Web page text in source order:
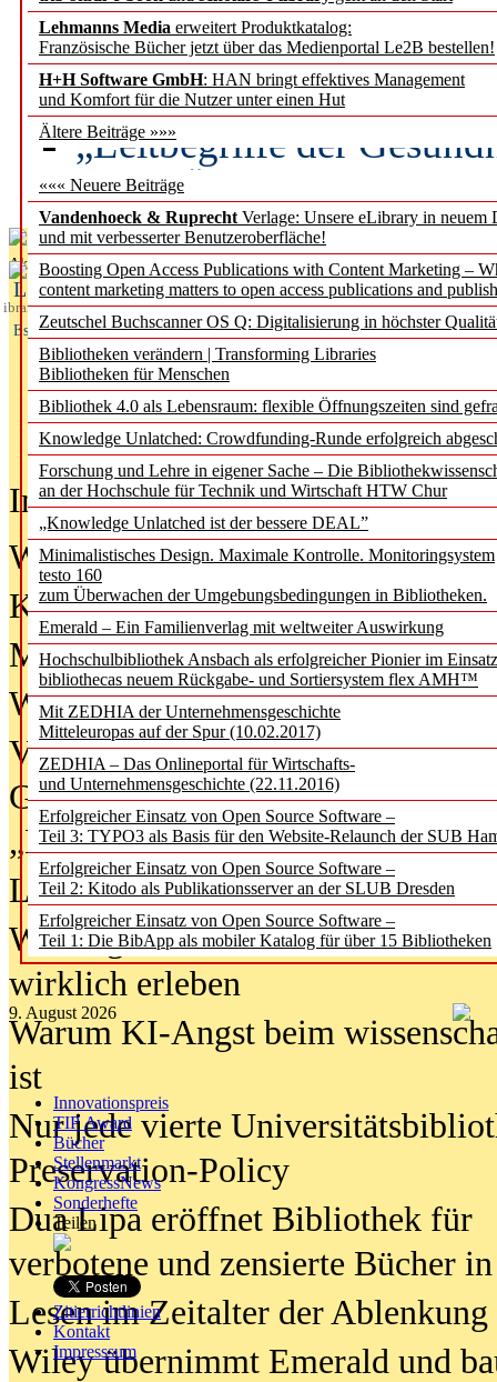
Lehmanns Media erweitert Produktkatalog:
Französische Bücher jetzt über das Medienportal Le2B bestellen!
H+H Software GmbH: HAN bringt effektives Management
und Komfort für die Nutzer unter einen Hut
Ältere Beiträge »»»
««« Neuere Beiträge
Vandenhoeck & Ruprecht Verlage: Unsere eLibrary in neuem
und mit verbesserter Benutzeroberfläche!
Boosting Open Access Publications with Content Marketing –
content marketing matters to open access publications and
Zeutschel Buchscanner OS Q: Digitalisierung in höchster
Bibliotheken verändern | Transforming Libraries
Bibliotheken für Menschen
Bibliothek 4.0 als Lebensraum: flexible Öffnungszeiten sind
Knowledge Unlatched: Crowdfunding-Runde erfolgreich
Forschung und Lehre in eigener Sache – Die
an der Hochschule für Technik und Wirtschaft HTW Chur
„Knowledge Unlatched ist der bessere DEAL”
Minimalistisches Design. Maximale Kontrolle. Monitoringsystem
testo 160
zum Überwachen der Umgebungsbedingungen in Bibliotheken.
Emerald – Ein Familienverlag mit weltweiter Auswirkung
Hochschulbibliothek Ansbach als erfolgreicher Pionier im
bibliothecas neuem Rückgabe- und Sortiersystem flex AMH™
Mit ZEDHIA der Unternehmensgeschichte
Mitteleuropas auf der Spur (10.02.2017)
ZEDHIA – Das Onlineportal für Wirtschafts-
und Unternehmensgeschichte (22.11.2016)
Erfolgreicher Einsatz von Open Source Software –
Teil 3: TYPO3 als Basis für den Website-Relaunch der SUB
Erfolgreicher Einsatz von Open Source Software –
Teil 2: Kitodo als Publikationsserver an der SLUB Dresden
Erfolgreicher Einsatz von Open Source Software –
Teil 1: Die BibApp als mobiler Katalog für über 15 Bibliotheken
9. August 2026
Innovationspreis
TIP Award
Bücher
Stellenmarkt
KongressNews
Sonderhefte
Teilen
Zitierrichtlinien
Kontakt
Impresssum
Künstliche Intelligenz
besser zu verstehen
„Leitbegriffe der
des BIÖG erscheinen
Aktuelles aus
L
ibrary
Essentials
In der Ausgabe06/2026(August
Was Hochschul­bibliotheken von
Kinder in der digitalen Welt
Metadaten als Infrastruktur
Wenn Bots katalogisieren
Von Abschlusskleidern bis
Geisterjagd-Ausrüstung in der
„Library of Things“ unterwegs
Lesen als Infrastrukturaufgabe
Wie Jugendliche Social Media
wirklich erleben
Warum KI-Angst beim
ist
Nur jede vierte
Preservation-Policy
Dua Lipa eröffnet Bibliothek für
verbotene und zensierte Bücher
Lesen im Zeitalter der Ablenkung
Wiley übernimmt Emerald und